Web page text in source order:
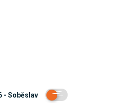
- Soběslav